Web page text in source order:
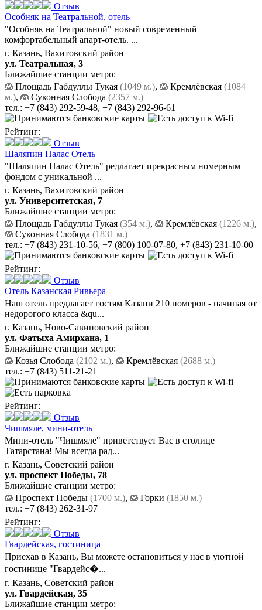
Отзыв
Особняк на Театральной, отель
"Особняк на Театральной" новый современный
комфортабельный апарт-отель. ...
г. Казань, Вахитовский район
ул. Театральная, 3
Ближайшие станции метро:
Площадь Габдуллы Тукая (1049 м.), Кремлёвская (1084
м.), Суконная Слобода (2357 м.)
тел.: +7 (843) 292-59-48, +7 (843) 292-96-61
Рейтинг:
Отзыв
Шаляпин Палас Отель
"Шаляпин Палас Отель" редлагает прекрасным номерным
фондом с уникальной ...
г. Казань, Вахитовский район
ул. Университетская, 7
Ближайшие станции метро:
Площадь Габдуллы Тукая (354 м.), Кремлёвская (1226 м.),
Суконная Слобода (1831 м.)
тел.: +7 (843) 231-10-56, +7 (800) 100-07-80, +7 (843) 231-10-00
Рейтинг:
Отзыв
Отель Казанская Ривьера
Наш отель предлагает гостям Казани 210 номеров - начиная от
недорогого класса &qu...
г. Казань, Ново-Савиновский район
ул. Фатыха Амирхана, 1
Ближайшие станции метро:
Козья Слобода (2102 м.), Кремлёвская (2688 м.)
тел.: +7 (843) 511-21-21
Рейтинг:
Отзыв
Чишмяле, мини-отель
Мини-отель "Чишмяле" приветствует Вас в столице
Татарстана! Мы всегда рад...
г. Казань, Советский район
ул. проспект Победы, 78
Ближайшие станции метро:
Проспект Победы (1700 м.), Горки (1850 м.)
тел.: +7 (843) 262-31-97
Рейтинг:
Отзыв
Гвардейская, гостиница
Приехав в Казань, Вы можете остановиться у нас в уютной
гостинице "Гвардейс�...
г. Казань, Советский район
ул. Гвардейская, 35
Ближайшие станции метро: